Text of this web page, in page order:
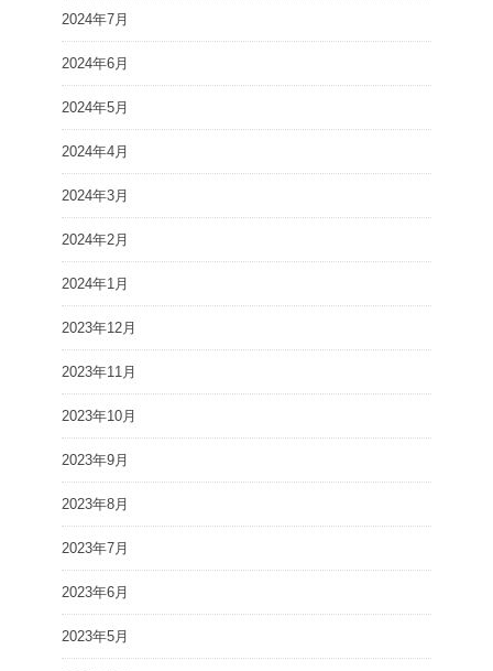
2024年7月
2024年6月
2024年5月
2024年4月
2024年3月
2024年2月
2024年1月
2023年12月
2023年11月
2023年10月
2023年9月
2023年8月
2023年7月
2023年6月
2023年5月